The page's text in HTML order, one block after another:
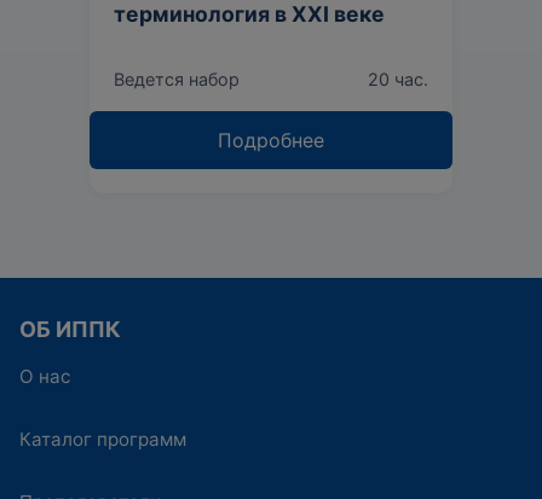
терминология в XXI веке
Ведется набор 20 час.
Подробнее
ОБ ИППК
О нас
Каталог программ